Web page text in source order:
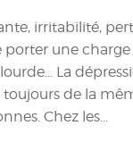
irritabilité,
porter une
La
toujours de la
Chez les...